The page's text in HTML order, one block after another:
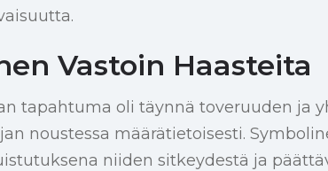
Vastoin Haasteita
tapahtuma oli täynnä toveruuden ja
noustessa määrätietoisesti.
niiden sitkeydestä ja